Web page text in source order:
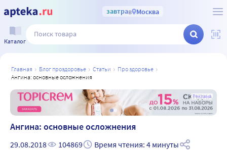
завтрав Москва
Каталог
главная блог проздоровье статьи
про здоровье
ангина: основные осложнения
Реклама
Ангина: основные осложнения
29.08.2018 104869 Время чтения: 4 минуты